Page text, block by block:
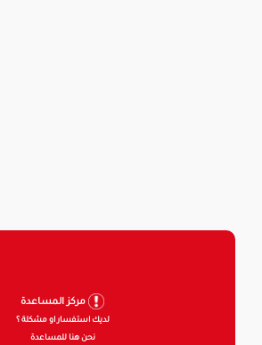
مركز المساعدة
لديك استفسار او مشكلة ؟
نحن هنا للمساعدة